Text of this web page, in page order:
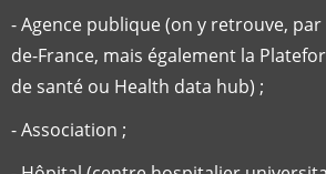
- Agence publique (on y retrouve, par
de-France, mais également la
de santé ou Health data hub) ;
- Association ;